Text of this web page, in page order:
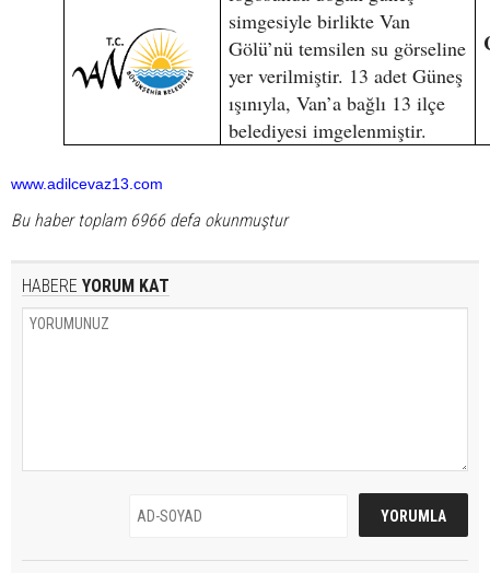
simgesiyle birlikte Van
Gölü’nü temsilen su görseline
yer verilmiştir. 13 adet Güneş
ışınıyla, Van’a bağlı 13 ilçe
belediyesi imgelenmiştir.
www.adilcevaz13.com
Bu haber toplam 6966 defa okunmuştur
HABERE YORUM KAT